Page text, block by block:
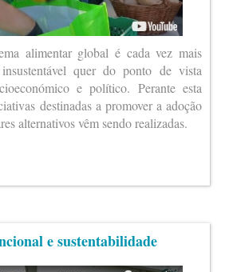
alimentar global é cada vez mais
quer do ponto de vista
e político. Perante esta
destinadas a promover a adoção
alternativos vêm sendo realizadas.
e sustentabilidade